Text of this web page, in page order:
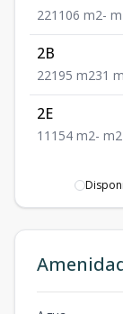
221 106 m2-
2B
221 95 m231
2E
1 1 1 54 m2- m2